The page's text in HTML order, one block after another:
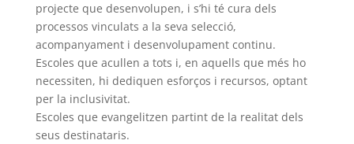
projecte que desenvolupen, i s’hi té cura dels
processos vinculats a la seva selecció,
acompanyament i desenvolupament continu.
Escoles que acullen a tots i, en aquells que més ho
necessiten, hi dediquen esforços i recursos, optant
per la inclusivitat.
Escoles que evangelitzen partint de la realitat dels
seus destinataris.